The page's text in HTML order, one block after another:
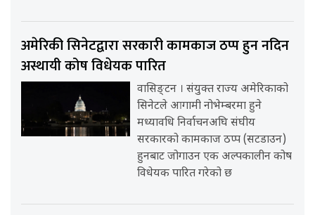
अमेरिकी सिनेटद्वारा सरकारी कामकाज ठप्प हुन नदिन
अस्थायी कोष विधेयक पारित
वासिङ्टन । संयुक्त राज्य अमेरिकाको
सिनेटले आगामी नोभेम्बरमा हुने
मध्यावधि निर्वाचनअघि संघीय
सरकारको कामकाज ठप्प (सटडाउन)
हुनबाट जोगाउन एक अल्पकालीन कोष
विधेयक पारित गरेको छ